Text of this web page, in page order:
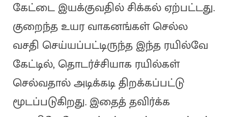
கேட்டை இயக்குவதில் சிக்கல் ஏற்பட்டது.
குறைந்த உயர வாகனங்கள் செல்ல
வசதி செய்யப்பட்டிருந்த இந்த ரயில்வே
கேட்டில், தொடர்ச்சியாக ரயில்கள்
செல்வதால் அடிக்கடி திறக்கப்பட்டு
மூடப்படுகிறது. இதைத் தவிர்க்க